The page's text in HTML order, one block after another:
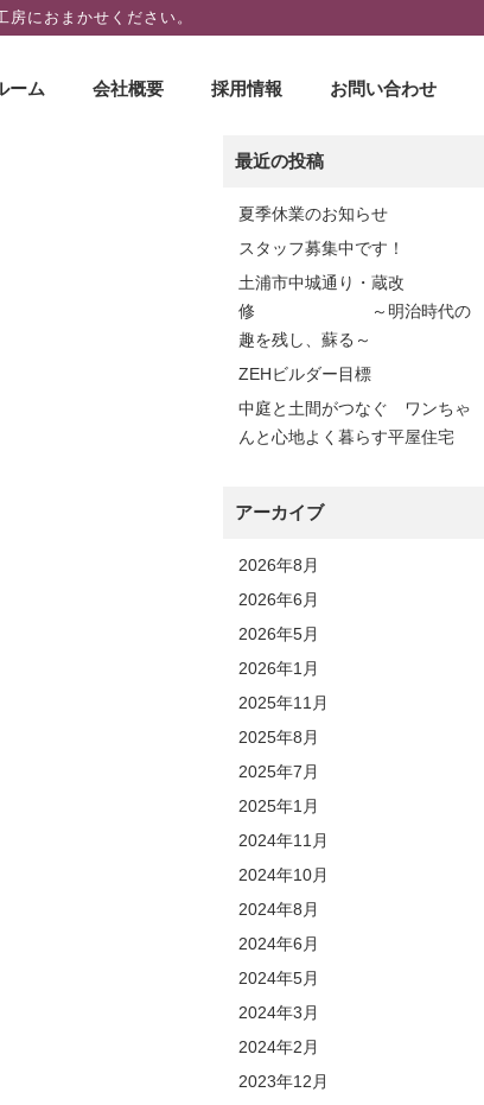
におまかせください。
ーム 会社概要 採用情報 お問い合わせ
最近の投稿
夏季休業のお知らせ
スタッフ募集中です！
土浦市中城通り・蔵改
修 ～明治時代の
趣を残し、蘇る～
ZEHビルダー目標
中庭と土間がつなぐ ワンちゃ
んと心地よく暮らす平屋住宅
アーカイブ
2026年8月
2026年6月
2026年5月
2026年1月
2025年11月
2025年8月
2025年7月
2025年1月
2024年11月
2024年10月
2024年8月
2024年6月
2024年5月
2024年3月
2024年2月
2023年12月